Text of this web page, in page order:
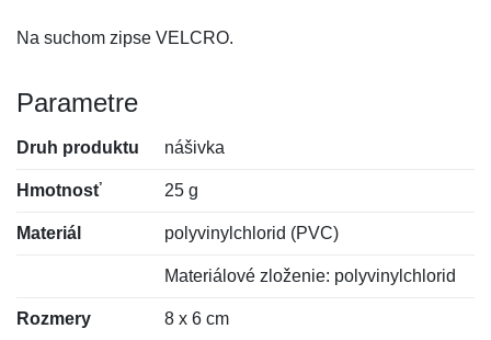
Na suchom zipse VELCRO.
Parametre
Druh produktu nášivka
Hmotnosť 25 g
Materiál polyvinylchlorid (PVC)
Materiálové zloženie: polyvinylchlorid
Rozmery 8 x 6 cm